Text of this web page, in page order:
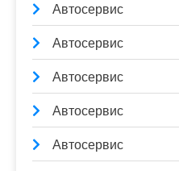
Автосервис
Автосервис
Автосервис
Автосервис
Автосервис